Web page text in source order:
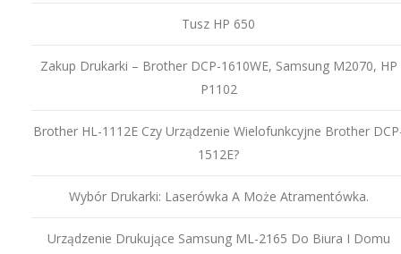
Tusz HP 650
Zakup Drukarki – Brother DCP-1610WE, Samsung M2070, HP
P1102
Brother HL-1112E Czy Urządzenie Wielofunkcyjne Brother
1512E?
Wybór Drukarki: Laserówka A Może Atramentówka.
Urządzenie Drukujące Samsung ML-2165 Do Biura I Domu